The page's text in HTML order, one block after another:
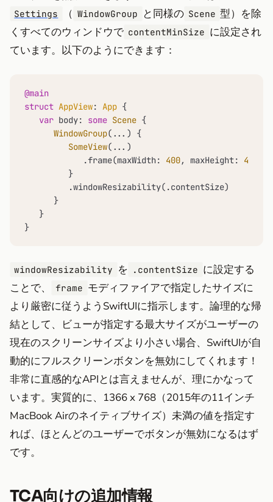
Settings （ WindowGroup と同様の Scene 型）を除
くすべてのウィンドウで contentMinSize に設定され
ています。以下のようにできます：
@main
struct AppView: App {
var body: some Scene {
WindowGroup( ... ) {
SomeView( ... )
            .frame(maxWidth:
400, maxHeight: 400
         }
         .windowResizability(.contentSize)
      }
   }
}
windowResizability を .contentSize に設定する
ことで、
frame モディファイアで指定したサイズに
より厳密に従うようSwiftUIに指示します。論理的な帰
結として、ビューが指定する最大サイズがユーザーの
現在のスクリーンサイズより小さい場合、SwiftUIが自
動的にフルスクリーンボタンを無効にしてくれます！
非常に直感的なAPIとは言えませんが、理にかなって
います。実質的に、1366 x 768（2015年の11インチ
MacBook Airのネイティブサイズ）未満の値を指定す
れば、ほとんどのユーザーでボタンが無効になるはず
です。
TCA向けの追加情報